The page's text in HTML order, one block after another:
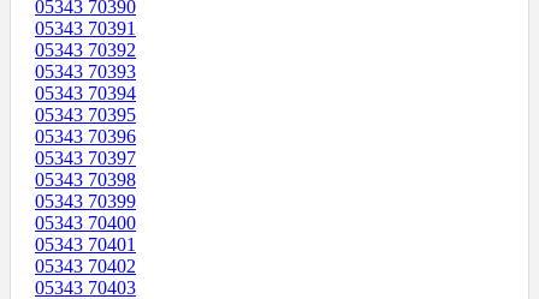
05343 70390
05343 70391
05343 70392
05343 70393
05343 70394
05343 70395
05343 70396
05343 70397
05343 70398
05343 70399
05343 70400
05343 70401
05343 70402
05343 70403